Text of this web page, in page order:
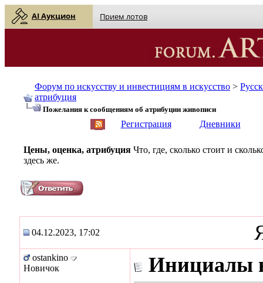
AI Аукцион Прием лотов
Форум по искусству и инвестициям в искусство >
атрибуция
Пожелания к сообщениям об атрибуции живописи
Регистрация Дневники
Цены, оценка, атрибуция Что, где, сколько стоит и
здесь же.
04.12.2023, 17:02
ostankino
Новичок
Инициалы